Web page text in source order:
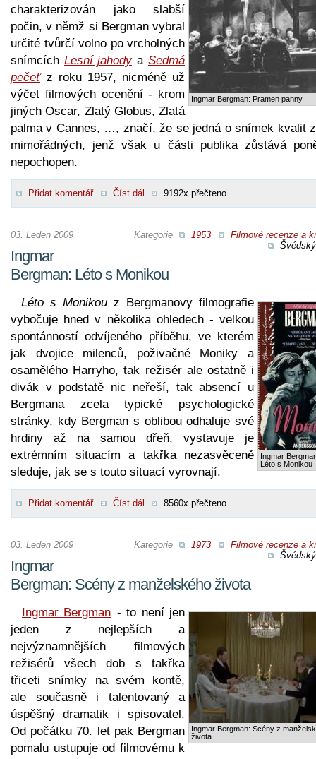
Ingmar Bergman: Pramen panny
charakterizován jako slabší
počin, v němž si Bergman vybral
určité tvůrčí volno po vrcholných
snímcích Lesní jahody a Sedmá
pečeťz roku 1957, nicméně už
výčet filmových ocenění - krom
jiných Oscar, Zlatý Globus, Zlatá
palma v Cannes, …, značí, že se jedná o snímek kvalit
mimořádných, jenž však u části publika zůstává
nepochopen.
Přidat komentář Číst dál 9192x přečteno
Kategorie 1953
Filmové recenze a
03. Leden 2009
Ingmar
Bergman: Léto s Monikou
Ingmar
Léto s Monikou
Léto s Monikou z Bergmanovy filmografie
vybočuje hned v několika ohledech - velkou
spontánností odvíjeného příběhu, ve kterém
jak dvojice milenců, poživačné Moniky a
osamělého Harryho, tak režisér ale ostatně i
divák v podstatě nic neřeší, tak absencí u
Bergmana zcela typické psychologické
stránky, kdy Bergman s oblibou odhaluje své
hrdiny až na samou dřeň, vystavuje je
extrémním situacím a takřka nezasvěceně
sleduje, jak se s touto situací vyrovnají.
Přidat komentář Číst dál 8560x přečteno
Kategorie 1973
Filmové recenze a
03. Leden 2009
Ingmar
Bergman: Scény z manželského života
Ingmar Bergman: Scény z
života
Ingmar Bergman - to není jen
jeden z nejlepších a
nejvýznamnějších filmových
režisérů všech dob s takřka
třiceti snímky na svém kontě,
ale současně i talentovaný a
úspěšný dramatik i spisovatel.
Od počátku 70. let pak Bergman
pomalu ustupuje od filmovému k